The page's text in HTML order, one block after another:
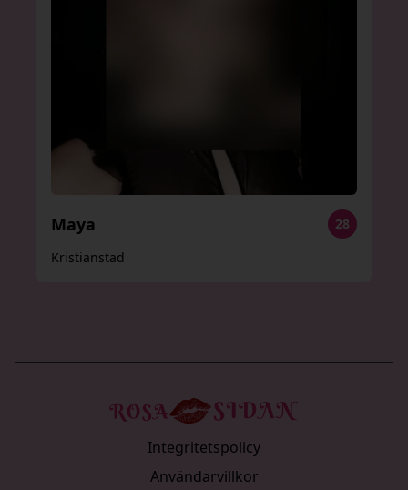
Maya
28
Kristianstad
Integritetspolicy
Användarvillkor